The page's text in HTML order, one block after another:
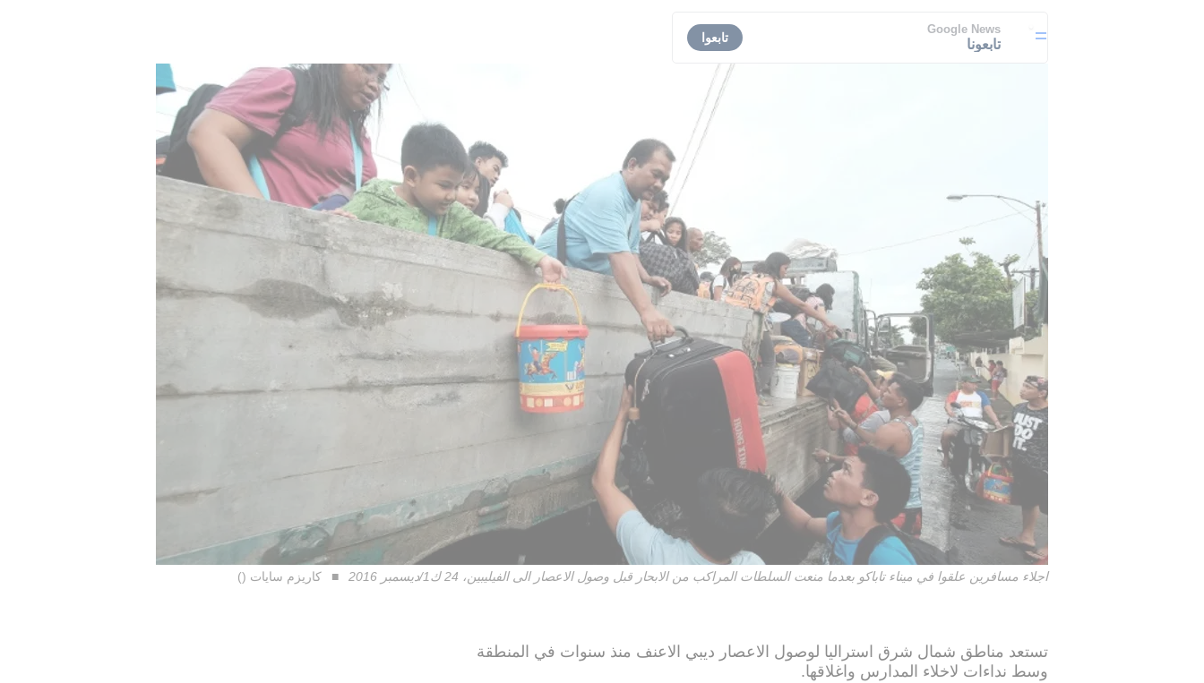
Google News
تابعونا تابعوا
اجلاء مسافرين علقوا في ميناء تاباكو بعدما منعت السلطات المراكب من الابحار قبل وصول الاعصار الى الفيليبين، 24 ك1/ديسمبر 2016 كاريزم سايات ()
تستعد مناطق شمال شرق استراليا لوصول الاعصار ديبي الاعنف منذ سنوات في المنطقة
وسط نداءات لاخلاء المدارس واغلاقها.